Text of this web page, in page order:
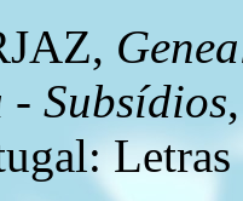
- Subsídios